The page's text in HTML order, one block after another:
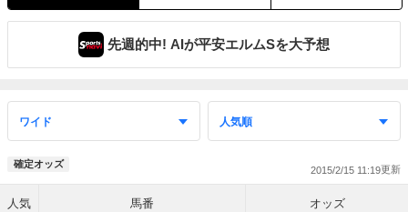
先週的中! AIが平安エルムSを大予想
確定オッズ
2015/2/15 11:19
人気 馬番 オッズ